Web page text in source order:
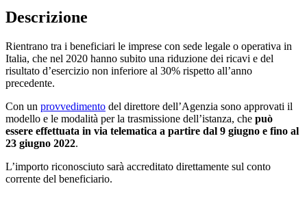
Descrizione
Rientrano tra i beneficiari le imprese con sede legale o operativa in
Italia, che nel 2020 hanno subito una riduzione dei ricavi e del
risultato d’esercizio non inferiore al 30% rispetto all’anno
precedente.
Con un provvedimento del direttore dell’Agenzia sono approvati il
modello e le modalità per la trasmissione dell’istanza, che può
essere effettuata in via telematica a partire dal 9 giugno e fino al
23 giugno 2022.
L’importo riconosciuto sarà accreditato direttamente sul conto
corrente del beneficiario.